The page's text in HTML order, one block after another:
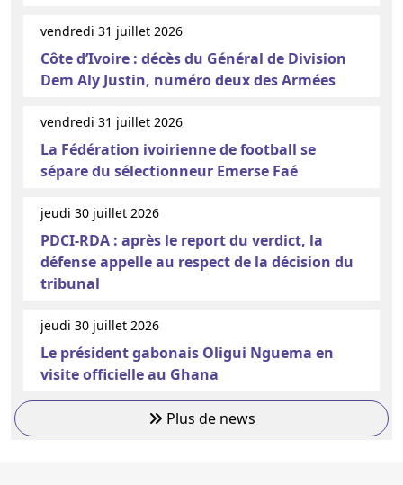
vendredi 31 juillet 2026
Côte d’Ivoire : décès du Général de Division
Dem Aly Justin, numéro deux des Armées
vendredi 31 juillet 2026
La Fédération ivoirienne de football se
sépare du sélectionneur Emerse Faé
jeudi 30 juillet 2026
PDCI-RDA : après le report du verdict, la
défense appelle au respect de la décision du
tribunal
jeudi 30 juillet 2026
Le président gabonais Oligui Nguema en
visite officielle au Ghana
Plus de news